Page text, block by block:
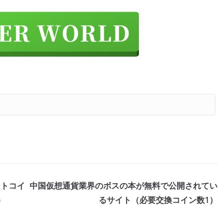
コイ 中国仮想通貨業界のボスの本が無料で公開されてい
るサイト（必要交換コイン数1）